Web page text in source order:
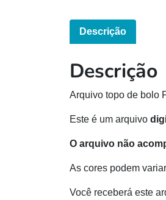
Descrição
Descrição
Arquivo topo de bolo
Este é um arquivo
O arquivo não
As cores podem
Você receberá este